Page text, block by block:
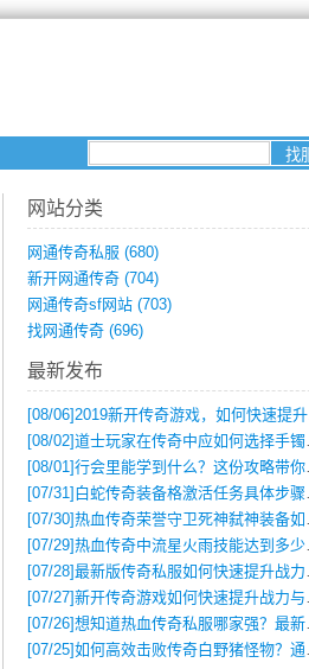
网站分类
网通传奇私服 (680)
新开网通传奇 (704)
网通传奇sf网站 (703)
找网通传奇 (696)
最新发布
[08/06]2019新开传奇游戏，如何快速提升角色等级？
[08/02]道士玩家在传奇中应如何选择手镯装备？
[08/01]行会里能学到什么？这份攻略带你全掌握
[07/31] 白蛇传奇装备格激活任务具体步骤是什么？如何完成？
[07/30]热血传奇荣誉守卫死神弑神装备如何获取与佩戴攻略？
[07/29]热血传奇中流星火雨技能达到多少级可以开始练装备？
[07/28]最新版传奇私服如何快速提升战力与获取稀有装备？
[07/27]新开传奇游戏如何快速提升战力与获取稀有装备？
[07/26]想知道热血传奇私服哪家强？最新排行榜攻略全解析
[07/25]如何高效击败传奇白野猪怪物？通关技巧全解析